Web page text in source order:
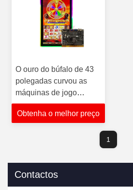
O ouro do búfalo de 43
polegadas curvou as
máquinas de jogo
modelo do écran
sensível dos jogos de
Obtenha o melhor preço
1
Contactos